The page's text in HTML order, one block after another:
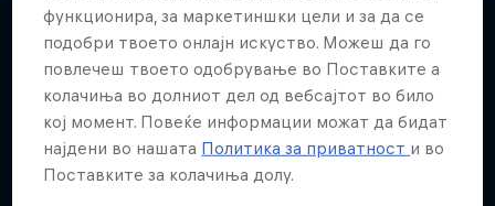
Повеќе слична содржина
функционира, за маркетиншки цели и за да се
подобри твоето онлајн искуство. Можеш да го
повлечеш твоето одобрување во Поставките а
колачиња во долниот дел од вебсајтот во било
кој момент. Повеќе информации можат да бидат
најдени во нашата Политика за приватност и во
Поставките за колачиња долу.